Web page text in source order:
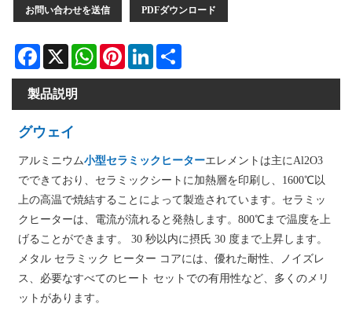
お問い合わせを送信 PDFダウンロード
Facebook
X WhatsAppPinterestLinkedIn
製品説明
グウェイ
アルミニウム小型セラミックヒーターエレメントは主にAl2O3
でできており、セラミックシートに加熱層を印刷し、1600℃以
上の高温で焼結することによって製造されています。セラミッ
クヒーターは、電流が流れると発熱します。800℃まで温度を上
げることができます。 30 秒以内に摂氏 30 度まで上昇します。
メタル セラミック ヒーター コアには、優れた耐性、ノイズレ
ス、必要なすべてのヒート セットでの有用性など、多くのメリ
ットがあります。